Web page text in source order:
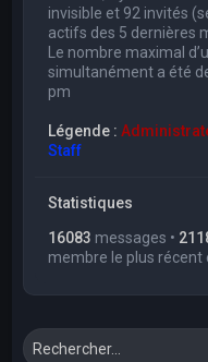
invisible et 92 invités
actifs des 5 dernières
Le nombre maximal
simultanément a été
pm
Légende :
Staff
Statistiques
16083 messages •
membre le plus récent